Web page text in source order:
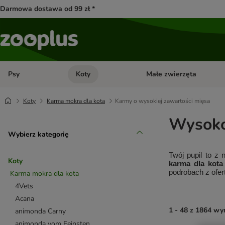
Darmowa dostawa od 99 zł *
Psy Otwórz menu kategorii: Psy
Koty Otwórz menu kategorii: Koty
Małe zwierzęta
Koty Karma mokra dla kota Karmy o wysokiej zawartości mięsa
Wybierz kategorię
Koty
Karma mokra dla kota
4Vets
Acana
animonda Carny
Twój pupil to z
karma dla
podrobach z
1 - 48 z 1864